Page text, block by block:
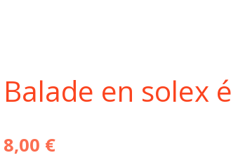
Balade en solex
8,00 €